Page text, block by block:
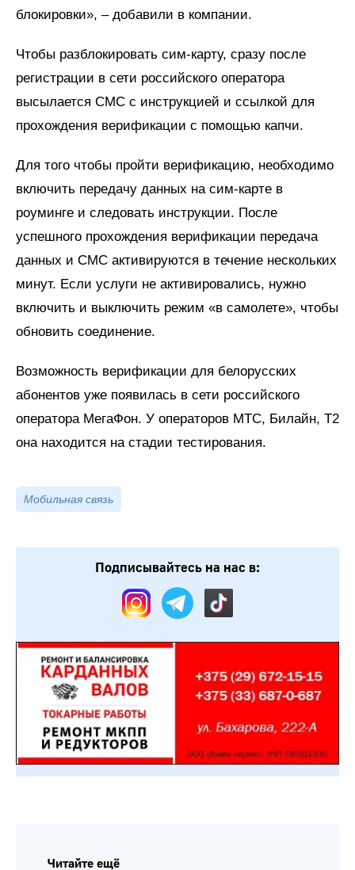
блокировки», – добавили в компании.
Чтобы разблокировать сим-карту, сразу после
регистрации в сети российского оператора
высылается СМС с инструкцией и ссылкой для
прохождения верификации с помощью капчи.
Для того чтобы пройти верификацию, необходимо
включить передачу данных на сим-карте в
роуминге и следовать инструкции. После
успешного прохождения верификации передача
данных и СМС активируются в течение нескольких
минут. Если услуги не активировались, нужно
включить и выключить режим «в самолете», чтобы
обновить соединение.
Возможность верификации для белорусских
абонентов уже появилась в сети российского
оператора МегаФон. У операторов МТС, Билайн, Т2
она находится на стадии тестирования.
Мобильная связь
Подписывайтесь на нас в:
Читайте ещё